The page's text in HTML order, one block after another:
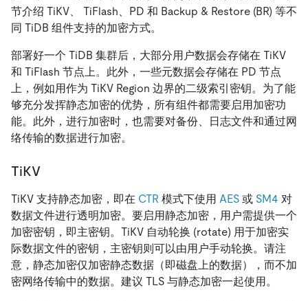
节介绍 TiKV、 TiFlash、PD 和 Backup & Restore (BR) 等不
同 TiDB 组件支持的加密方式。
部署好一个 TiDB 集群后，大部分用户数据会存储在 TiKV
和 TiFlash 节点上。此外，一些元数据会存储在 PD 节点
上，例如用作为 TiKV Region 边界的二级索引密钥。为了能
够充分发挥静态加密的优势，所有组件都需要启用加密功
能。此外，进行加密时，也需要对备份、日志文件和通过网
络传输的数据进行加密。
TiKV
TiKV 支持静态加密，即在 CTR 模式下使用 AES 或 SM4 对
数据文件进行透明加密。要启用静态加密，用户需提供一个
加密密钥，即主密钥。TiKV 自动轮换 (rotate) 用于加密实
际数据文件的密钥，主密钥则可以由用户手动轮换。请注
意，静态加密仅加密静态数据（即磁盘上的数据），而不加
密网络传输中的数据。建议 TLS 与静态加密一起使用。